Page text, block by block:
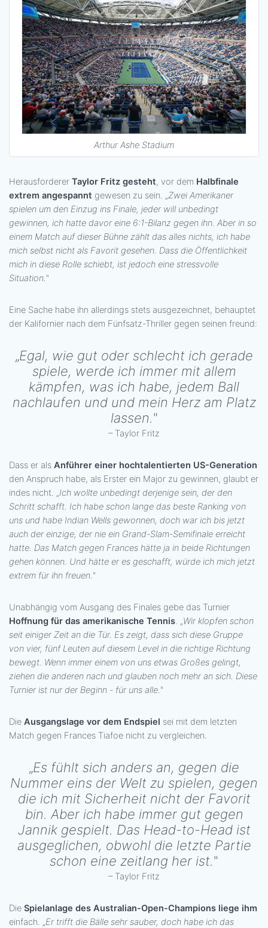
Arthur Ashe Stadium
Herausforderer Taylor Fritz gesteht, vor dem Halbfinale
extrem angespannt gewesen zu sein. „Zwei Amerikaner
spielen um den Einzug ins Finale, jeder will unbedingt
gewinnen, ich hatte davor eine 6:1-Bilanz gegen ihn. Aber in so
einem Match auf dieser Bühne zählt das alles nichts, ich habe
mich selbst nicht als Favorit gesehen. Dass die Öffentlichkeit
mich in diese Rolle schiebt, ist jedoch eine stressvolle
Situation."
Eine Sache habe ihn allerdings stets ausgezeichnet, behauptet
der Kalifornier nach dem Fünfsatz-Thriller gegen seinen freund:
„Egal, wie gut oder schlecht ich gerade
spiele, werde ich immer mit allem
kämpfen, was ich habe, jedem Ball
nachlaufen und und mein Herz am Platz
lassen."
– Taylor Fritz
Dass er als Anführer einer hochtalentierten US-Generation
den Anspruch habe, als Erster ein Major zu gewinnen, glaubt er
indes nicht. „Ich wollte unbedingt derjenige sein, der den
Schritt schafft. Ich habe schon lange das beste Ranking von
uns und habe Indian Wells gewonnen, doch war ich bis jetzt
auch der einzige, der nie ein Grand-Slam-Semifinale erreicht
hatte. Das Match gegen Frances hätte ja in beide Richtungen
gehen können. Und hätte er es geschafft, würde ich mich jetzt
extrem für ihn freuen."
Unabhängig vom Ausgang des Finales gebe das Turnier
Hoffnung für das amerikanische Tennis. „Wir klopfen schon
seit einiger Zeit an die Tür. Es zeigt, dass sich diese Gruppe
von vier, fünf Leuten auf diesem Level in die richtige Richtung
bewegt. Wenn immer einem von uns etwas Großes gelingt,
ziehen die anderen nach und glauben noch mehr an sich. Diese
Turnier ist nur der Beginn - für uns alle."
Die Ausgangslage vor dem Endspiel sei mit dem letzten
Match gegen Frances Tiafoe nicht zu vergleichen.
„Es fühlt sich anders an, gegen die
Nummer eins der Welt zu spielen, gegen
die ich mit Sicherheit nicht der Favorit
bin. Aber ich habe immer gut gegen
Jannik gespielt. Das Head-to-Head ist
ausgeglichen, obwohl die letzte Partie
schon eine zeitlang her ist."
– Taylor Fritz
Die Spielanlage des Australian-Open-Champions liege ihm
einfach. „Er trifft die Bälle sehr sauber, doch habe ich das